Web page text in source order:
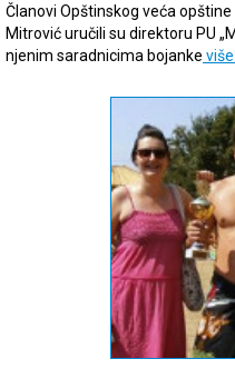
Članovi Opštinskog veća
Mitrović uručili su direktoru PU
njenim saradnicima bojanke više…